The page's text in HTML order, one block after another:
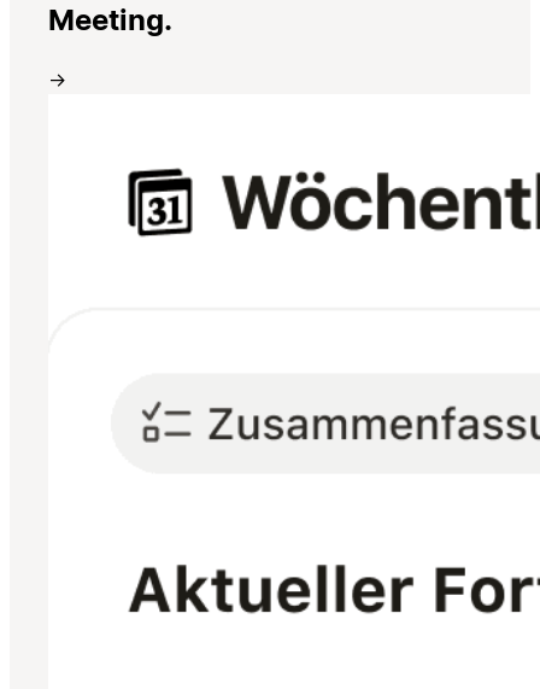
Meeting.
→